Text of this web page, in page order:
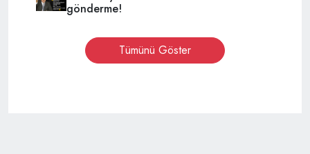
gönderme!
Tümünü Göster